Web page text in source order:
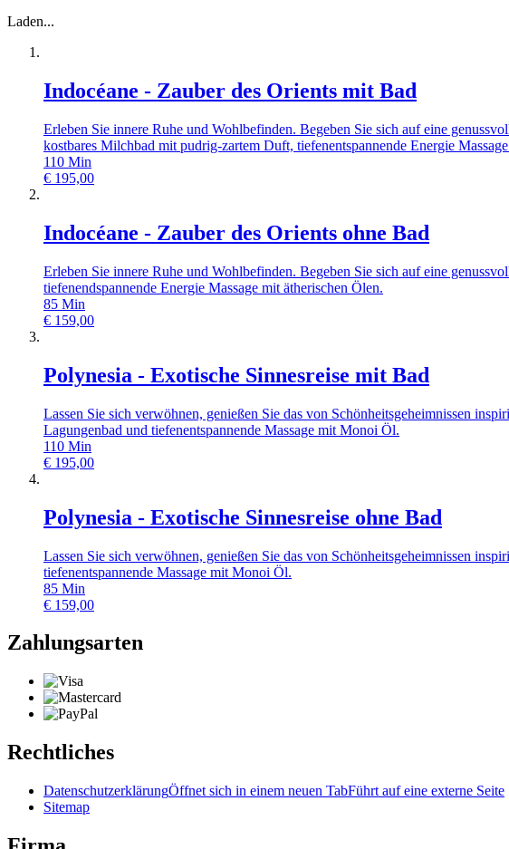
Laden...
Indocéane - Zauber des Orients mit Bad
Erleben Sie innere Ruhe und Wohlbefinden. Begeben Sie sich auf eine
kostbares Milchbad mit pudrig-zartem Duft, tiefenentspannende Energie
110 Min
€ 195,00
Indocéane - Zauber des Orients ohne Bad
Erleben Sie innere Ruhe und Wohlbefinden. Begeben Sie sich auf eine
tiefenendspannende Energie Massage mit ätherischen Ölen.
85 Min
€ 159,00
Polynesia - Exotische Sinnesreise mit Bad
Lassen Sie sich verwöhnen, genießen Sie das von Schönheitsgeheimnissen
Lagungenbad und tiefenentspannende Massage mit Monoi Öl.
110 Min
€ 195,00
Polynesia - Exotische Sinnesreise ohne Bad
Lassen Sie sich verwöhnen, genießen Sie das von Schönheitsgeheimnissen
tiefenentspannende Massage mit Monoi Öl.
85 Min
€ 159,00
Zahlungsarten
Rechtliches
DatenschutzerklärungÖffnet sich in einem neuen TabFührt auf eine externe Seite
Sitemap